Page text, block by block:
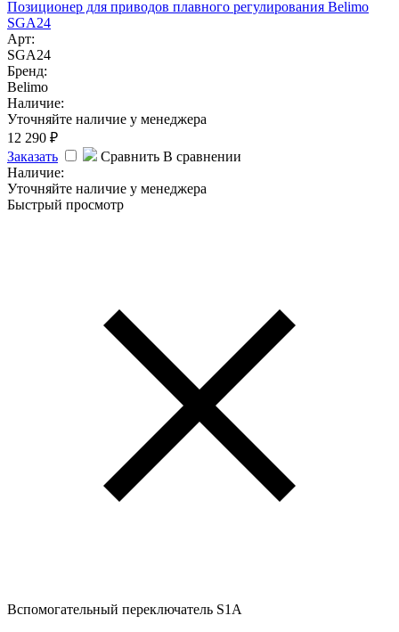
Позиционер для приводов плавного регулирования Belimo
SGA24
Арт:
SGA24
Бренд:
Belimo
Наличие:
Уточняйте наличие у менеджера
12 290 ₽
Заказать
Сравнить В сравнении
Наличие:
Уточняйте наличие у менеджера
Быстрый просмотр
Вспомогательный переключатель S1A